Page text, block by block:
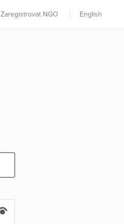
Zaregistrovat NGO English